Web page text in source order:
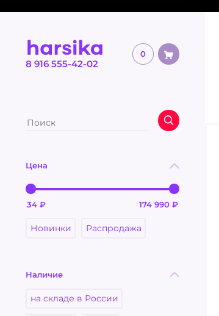
8 916 555-42-02
0
Цена
Новинки Распродажа
Наличие
на складе в России